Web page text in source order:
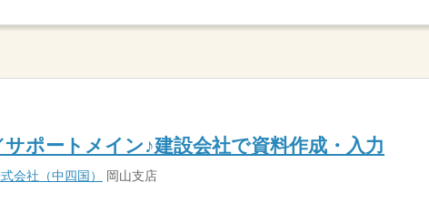
ポートメイン♪建設会社で資料作成・入力
会社（中四国） 岡山支店